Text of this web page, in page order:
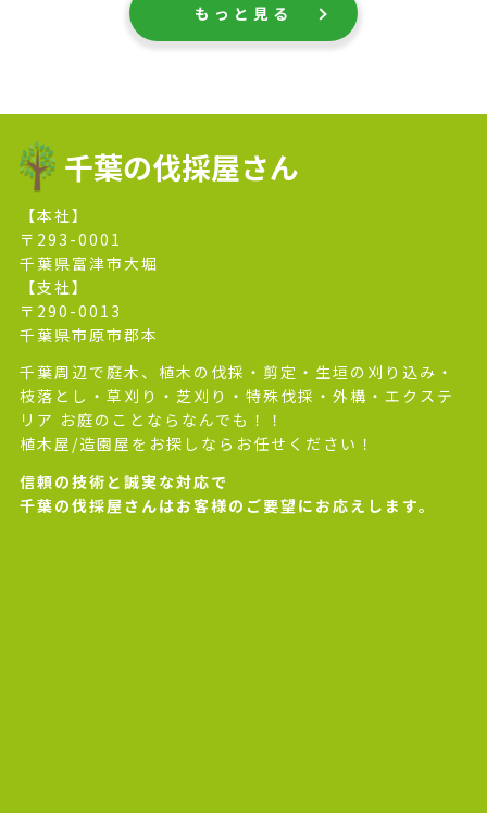
もっと見る
千葉の伐採屋さん
【本社】
〒293-0001
千葉県富津市大堀
【支社】
〒290-0013
千葉県市原市郡本
千葉周辺で庭木、植木の伐採・剪定・生垣の刈り込み・
枝落とし・草刈り・芝刈り・特殊伐採・外構・エクステ
リア お庭のことならなんでも！！
植木屋/造園屋をお探しならお任せください！
信頼の技術と誠実な対応で
千葉の伐採屋さんはお客様のご要望にお応えします。